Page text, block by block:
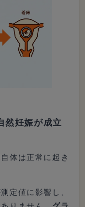
然妊娠が成立
体は正常に起き
定値に影響し、